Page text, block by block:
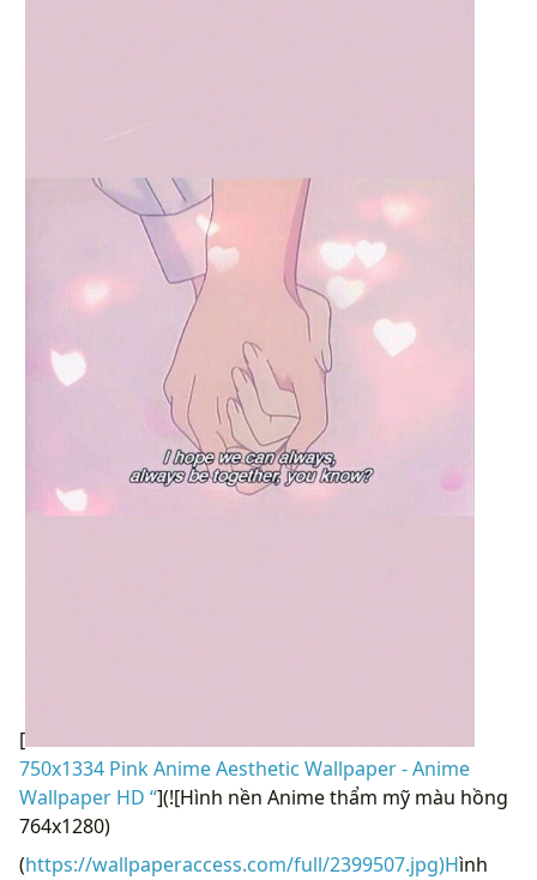
[
750x1334 Pink Anime Aesthetic Wallpaper - Anime
Wallpaper HD “](![Hình nền Anime thẩm mỹ màu hồng
764x1280)
(https://wallpaperaccess.com/full/2399507.jpg)Hình